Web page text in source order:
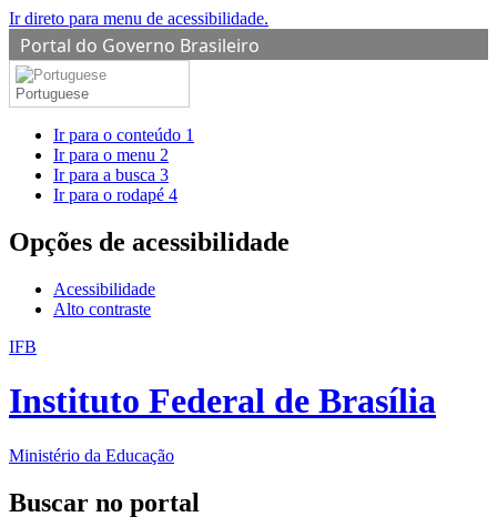
Ir direto para menu de acessibilidade.
Portal do Governo Brasileiro
Portuguese
Ir para o conteúdo 1
Ir para o menu 2
Ir para a busca 3
Ir para o rodapé 4
Opções de acessibilidade
Acessibilidade
Alto contraste
IFB
Instituto Federal de Brasília
Ministério da Educação
Buscar no portal